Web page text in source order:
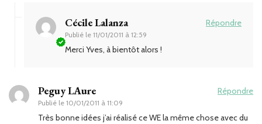
Cécile Lalanza
Publié le 11/01/2011 à 12:59
Répondre
Merci Yves, à bientôt alors !
Peguy LAure
Publié le 10/01/2011 à 11:09
Répondre
Très bonne idées j’ai réalisé ce WE la même chose avec du